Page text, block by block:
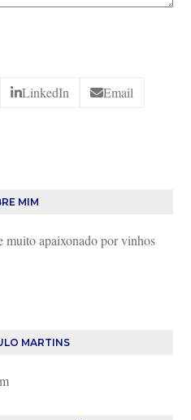
LinkedIn Email
MIM
muito apaixonado por vinhos
MARTINS